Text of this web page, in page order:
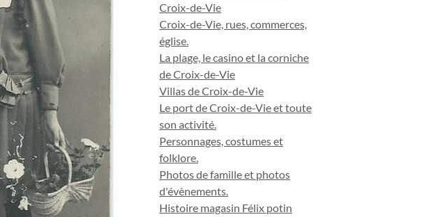
Croix-de-Vie
Croix-de-Vie, rues, commerces,
église.
La plage, le casino et la corniche
de Croix-de-Vie
Villas de Croix-de-Vie
Le port de Croix-de-Vie et toute
son activité.
Personnages, costumes et
folklore.
Photos de famille et photos
d'évènements.
Histoire magasin Félix potin